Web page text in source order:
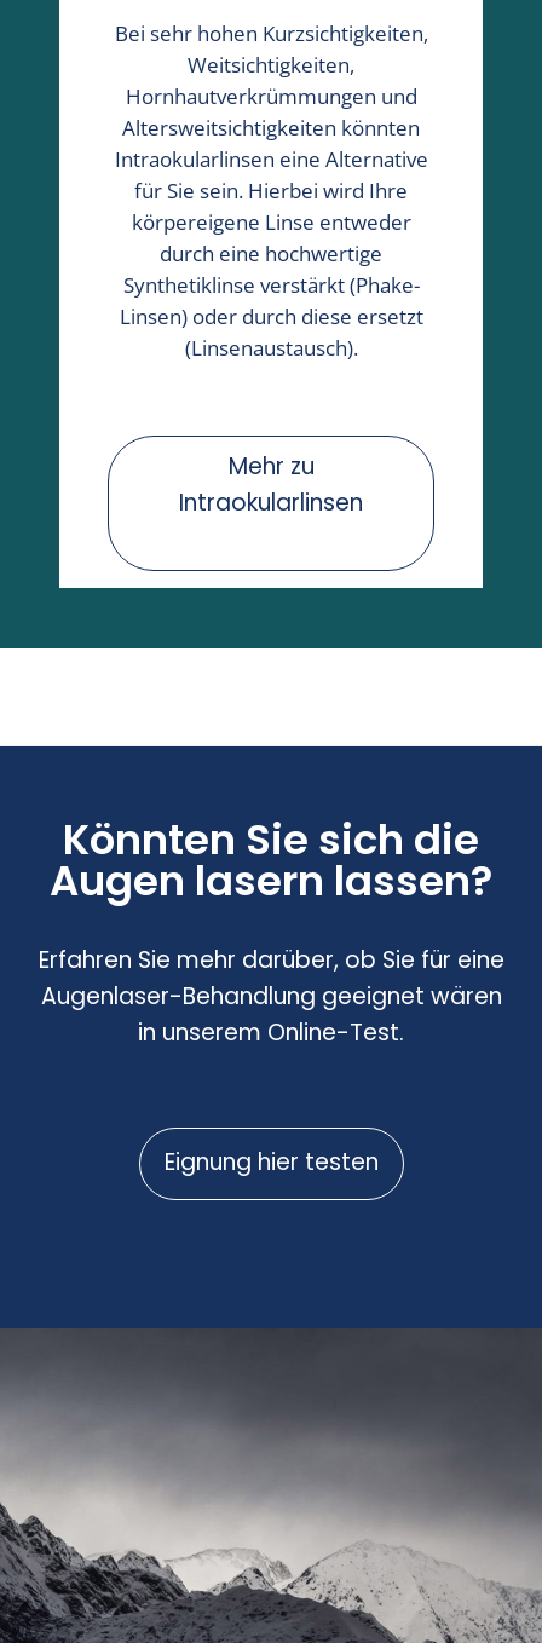
Bei sehr hohen Kurzsichtigkeiten,
Weitsichtigkeiten,
Hornhautverkrümmungen und
Altersweitsichtigkeiten könnten
Intraokularlinsen eine Alternative
für Sie sein. Hierbei wird Ihre
körpereigene Linse entweder
durch eine hochwertige
Synthetiklinse verstärkt (Phake-
Linsen) oder durch diese ersetzt
(Linsenaustausch).
Mehr zu
Intraokularlinsen
Könnten Sie sich die
Augen lasern lassen?
Erfahren Sie mehr darüber, ob Sie für eine
Augenlaser-Behandlung geeignet wären
in unserem Online-Test.
Eignung hier testen